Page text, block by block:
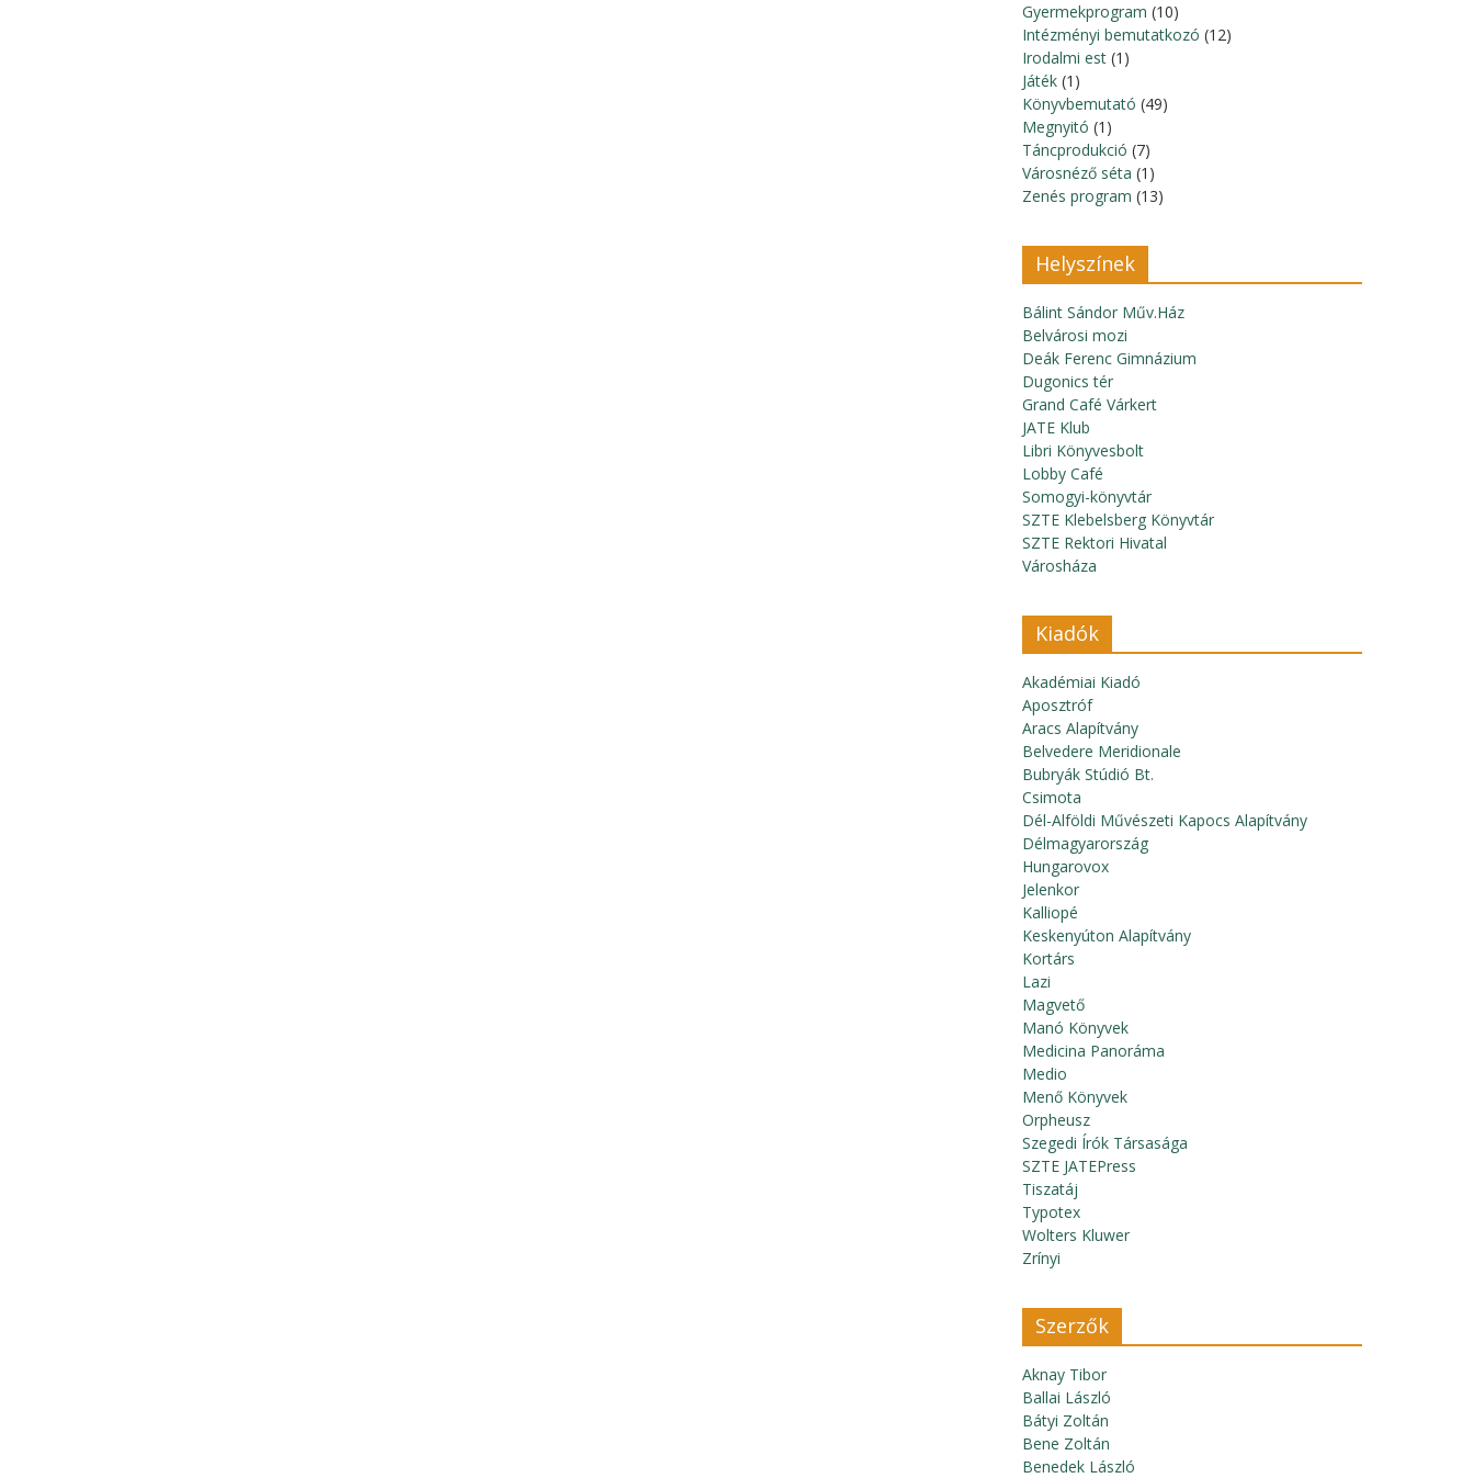
Gyermekprogram (10)
Intézményi bemutatkozó (12)
Irodalmi est (1)
Játék (1)
Könyvbemutató (49)
Megnyitó (1)
Táncprodukció (7)
Városnéző séta (1)
Zenés program (13)
Helyszínek
Bálint Sándor Műv.Ház
Belvárosi mozi
Deák Ferenc Gimnázium
Dugonics tér
Grand Café Várkert
JATE Klub
Libri Könyvesbolt
Lobby Café
Somogyi-könyvtár
SZTE Klebelsberg Könyvtár
SZTE Rektori Hivatal
Városháza
Kiadók
Akadémiai Kiadó
Aposztróf
Aracs Alapítvány
Belvedere Meridionale
Bubryák Stúdió Bt.
Csimota
Dél-Alföldi Művészeti Kapocs Alapítvány
Délmagyarország
Hungarovox
Jelenkor
Kalliopé
Keskenyúton Alapítvány
Kortárs
Lazi
Magvető
Manó Könyvek
Medicina Panoráma
Medio
Menő Könyvek
Orpheusz
Szegedi Írók Társasága
SZTE JATEPress
Tiszatáj
Typotex
Wolters Kluwer
Zrínyi
Szerzők
Aknay Tibor
Ballai László
Bátyi Zoltán
Bene Zoltán
Benedek László